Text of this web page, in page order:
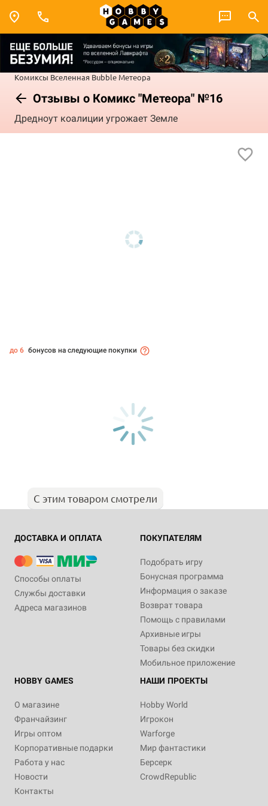
Комиксы Вселенная Bubble Метеора
Отзывы о Комикс "Метеора" №16
Дредноут коалиции угрожает Земле
до 6 бонусов на следующие покупки
С этим товаром смотрели
ДОСТАВКА И ОПЛАТА
Способы оплаты
Службы доставки
Адреса магазинов
ПОКУПАТЕЛЯМ
Подобрать игру
Бонусная программа
Информация о заказе
Возврат товара
Помощь с правилами
Архивные игры
Товары без скидки
Мобильное приложение
HOBBY GAMES
О магазине
Франчайзинг
Игры оптом
Корпоративные подарки
Работа у нас
Новости
Контакты
НАШИ ПРОЕКТЫ
Hobby World
Игрокон
Warforge
Мир фантастики
Берсерк
CrowdRepublic